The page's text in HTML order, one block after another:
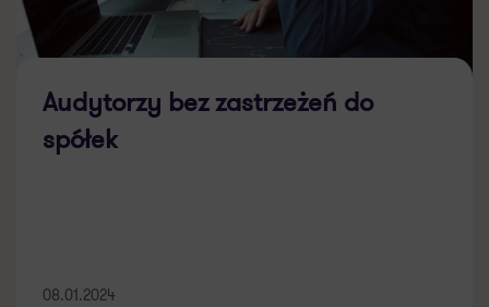
Audytorzy bez zastrzeżeń do
spółek
08.01.2024